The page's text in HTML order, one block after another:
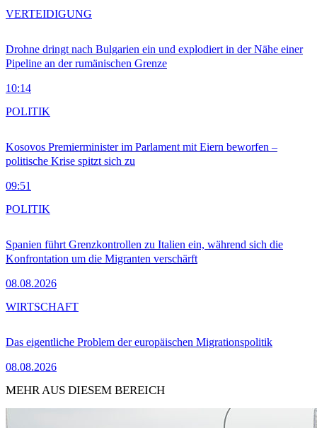
Drohne dringt nach Bulgarien ein und explodiert in der Nähe einer
Pipeline an der rumänischen Grenze
10:14
VERTEIDIGUNG
Kosovos Premierminister im Parlament mit Eiern beworfen –
politische Krise spitzt sich zu
09:51
POLITIK
Spanien führt Grenzkontrollen zu Italien ein, während sich die
Konfrontation um die Migranten verschärft
08.08.2026
POLITIK
Das eigentliche Problem der europäischen Migrationspolitik
08.08.2026
WIRTSCHAFT
MEHR AUS DIESEM BEREICH